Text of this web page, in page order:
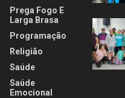
Prega Fogo E
Larga Brasa
Programação
Religião
Saúde
Saúde
Emocional